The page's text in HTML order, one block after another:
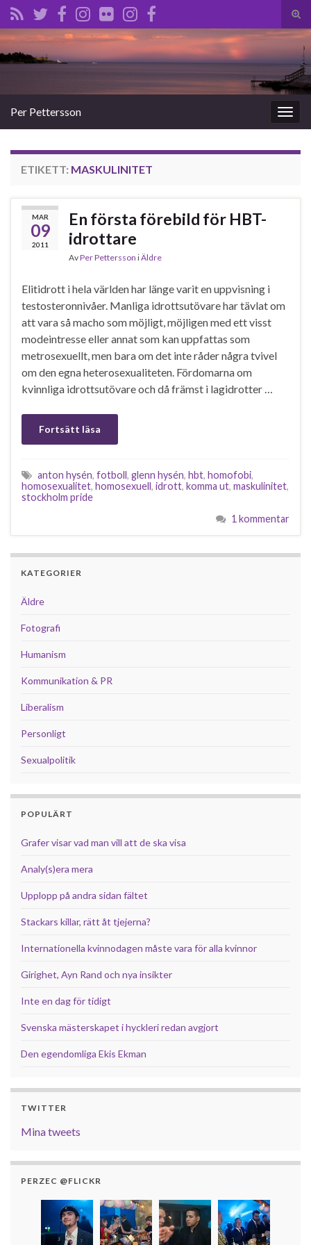
Slå
på/
Search for:
Slå
på/av
Per Pettersson
ETIKETT: MASKULINITET
MAR
09
2011
En första förebild för HBT-
idrottare
AvPer Pettersson iÄldre
Elitidrott i hela världen har länge varit en uppvisning i
testosteronnivåer. Manliga idrottsutövare har tävlat om
att vara så macho som möjligt, möjligen med ett visst
modeintresse eller annat som kan uppfattas som
metrosexuellt, men bara om det inte råder några tvivel
om den egna heterosexualiteten. Fördomarna om
kvinnliga idrottsutövare och då främst i lagidrotter …
Fortsätt läsa
anton hysén, fotboll, glenn hysén, hbt, homofobi,
homosexualitet, homosexuell, idrott, komma ut, maskulinitet,
stockholm pride
1 kommentar
KATEGORIER
Äldre
Fotografi
Humanism
Kommunikation & PR
Liberalism
Personligt
Sexualpolitik
POPULÄRT
Grafer visar vad man vill att de ska visa
Analy(s)era mera
Upplopp på andra sidan fältet
Stackars killar, rätt åt tjejerna?
Internationella kvinnodagen måste vara för alla kvinnor
Girighet, Ayn Rand och nya insikter
Inte en dag för tidigt
Svenska mästerskapet i hyckleri redan avgjort
Den egendomliga Ekis Ekman
TWITTER
Mina tweets
PERZEC @FLICKR